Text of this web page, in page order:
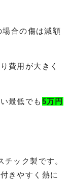
場合の傷は減額
費用が大きく
最低でも 5万円
ック製です。
きやすく熱に